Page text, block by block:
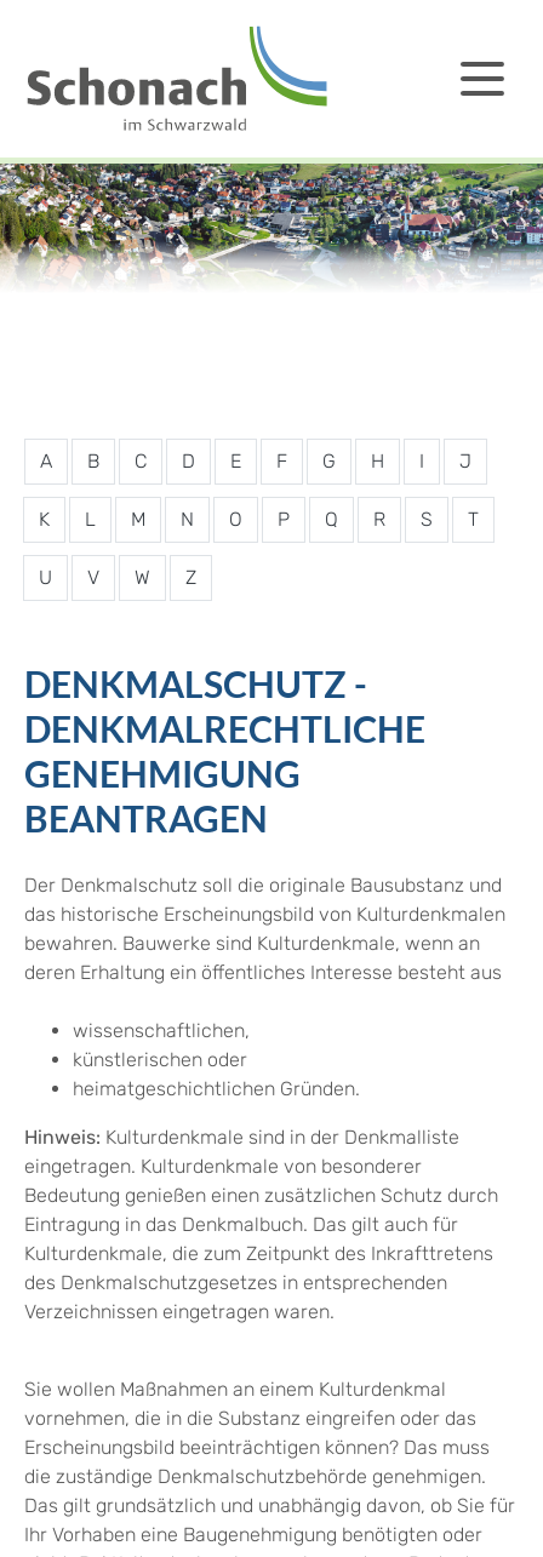
A B C D E F G H I J
K L M N O P Q R S T
U V W Z
DENKMALSCHUTZ -
DENKMALRECHTLICHE
GENEHMIGUNG
BEANTRAGEN
Der Denkmalschutz soll die originale Bausubstanz und
das historische Erscheinungsbild von Kulturdenkmalen
bewahren. Bauwerke sind Kulturdenkmale, wenn an
deren Erhaltung ein öffentliches Interesse besteht aus
wissenschaftlichen,
künstlerischen oder
heimatgeschichtlichen Gründen.
Hinweis: Kulturdenkmale sind in der Denkmalliste
eingetragen. Kulturdenkmale von besonderer
Bedeutung genießen einen zusätzlichen Schutz durch
Eintragung in das Denkmalbuch. Das gilt auch für
Kulturdenkmale, die zum Zeitpunkt des Inkrafttretens
des Denkmalschutzgesetzes in entsprechenden
Verzeichnissen eingetragen waren.
Sie wollen Maßnahmen an einem Kulturdenkmal
vornehmen, die in die Substanz eingreifen oder das
Erscheinungsbild beeinträchtigen können? Das muss
die zuständige Denkmalschutzbehörde genehmigen.
Das gilt grundsätzlich und unabhängig davon, ob Sie für
Ihr Vorhaben eine Baugenehmigung benötigten oder